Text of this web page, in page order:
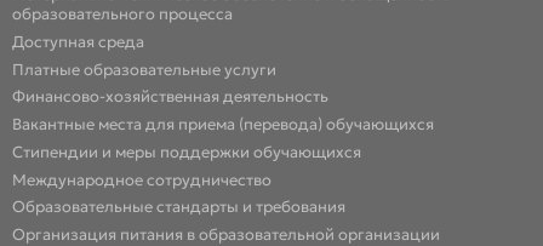
образовательного процесса
Доступная среда
Платные образовательные услуги
Финансово-хозяйственная деятельность
Вакантные места для приема (перевода) обучающихся
Стипендии и меры поддержки обучающихся
Международное сотрудничество
Образовательные стандарты и требования
Организация питания в образовательной организации